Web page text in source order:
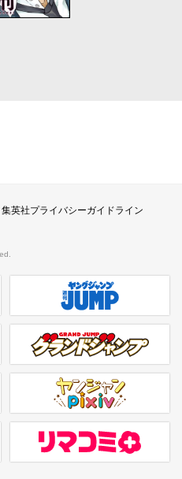
ジャンプ
集英社プライバシーガイドライン
週刊ヤングジャンプ公式サイト
グランドジャンプ
ヤンジャンpixiv
リマコミ＋